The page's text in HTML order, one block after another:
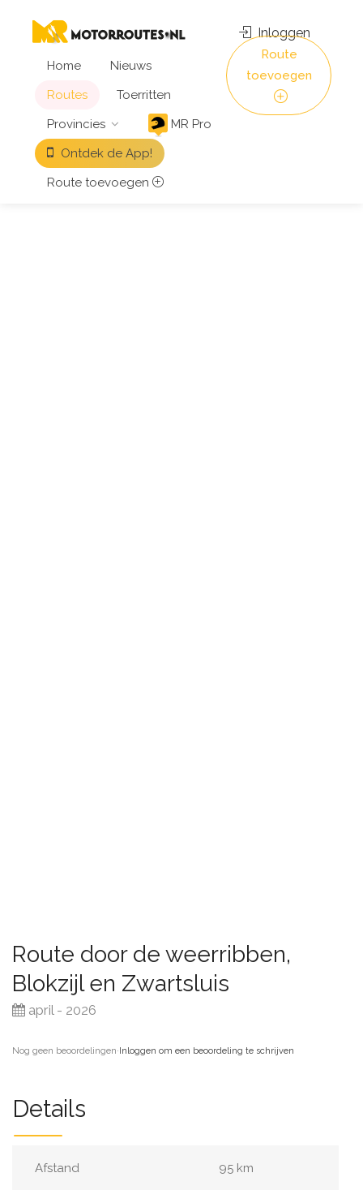
Home
Nieuws
Routes
Toerritten
Provincies
MR Pro
Ontdek de App!
Route toevoegen
Inloggen
Route
toevoegen
Route door de weerribben,
Blokzijl en Zwartsluis
april - 2026
Nog geen beoordelingen·Inloggen om een beoordeling te schrijven
Details
Afstand 95 km